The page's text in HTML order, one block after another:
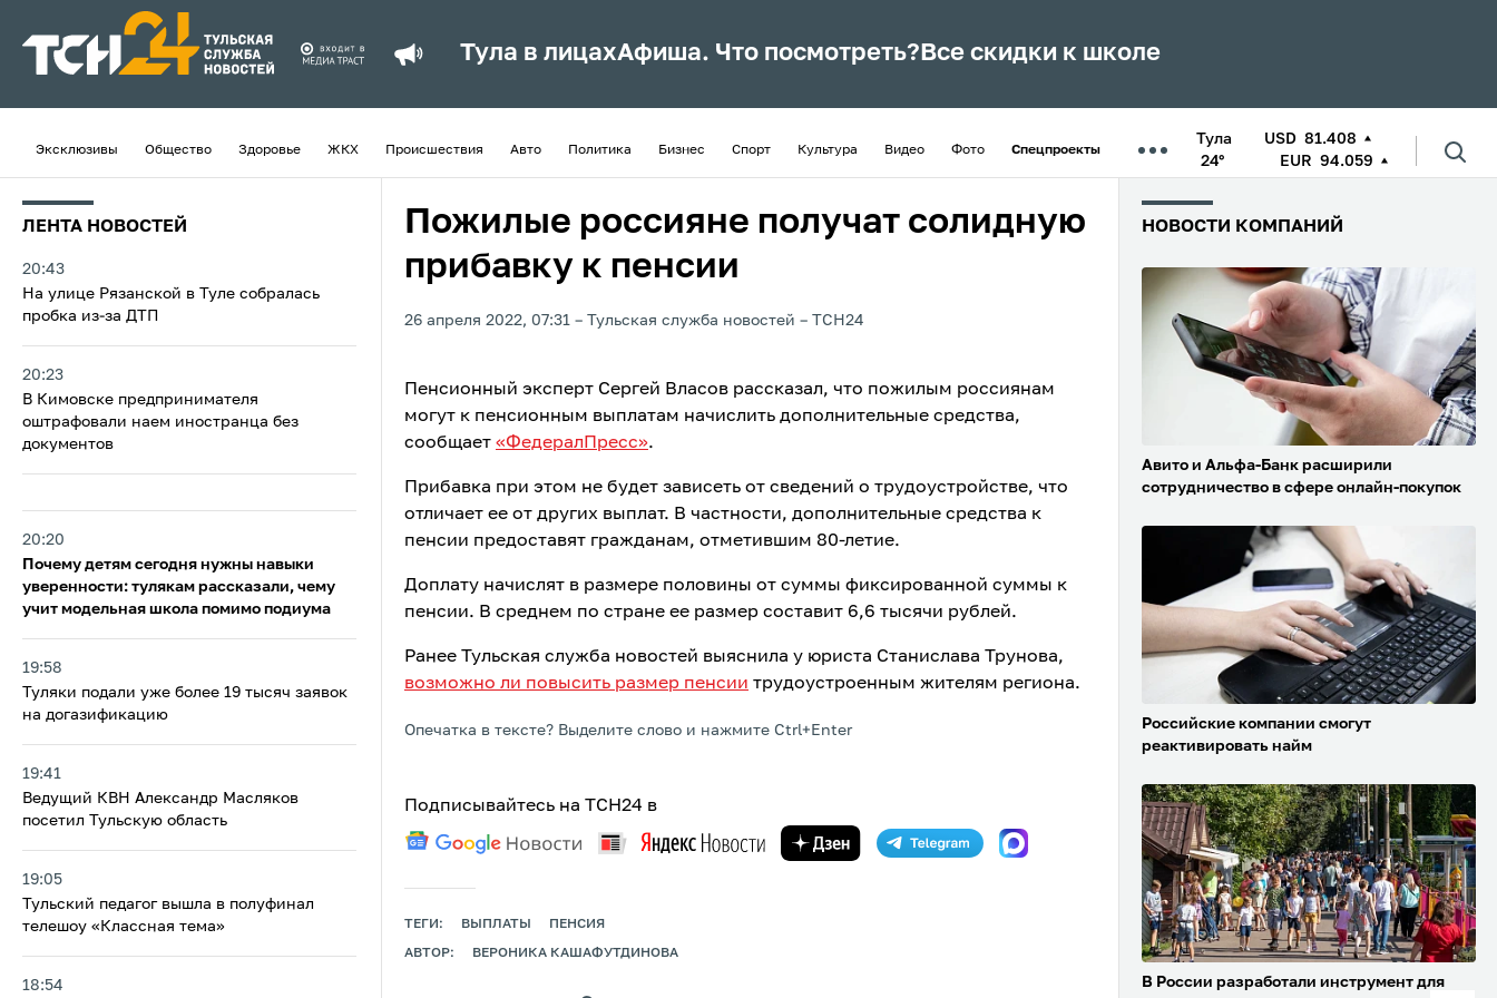
Тула в лицахАфиша. Что посмотреть? Все скидки к школе
Эксклюзивы Общество Здоровье ЖКХ Происшествия Авто Политика Бизнес Спорт Культура Видео Фото Спецпроекты
Тула
24°
USD 81.408
EUR 94.059
ЛЕНТА НОВОСТЕЙ
20:43
На улице Рязанской в Туле собралась
пробка из-за ДТП
20:23
В Кимовске предпринимателя
оштрафовали наем иностранца без
документов
20:20
Почему детям сегодня нужны навыки
уверенности: тулякам рассказали, чему
учит модельная школа помимо подиума
19:58
Туляки подали уже более 19 тысяч заявок
на догазификацию
19:41
Ведущий КВН Александр Масляков
посетил Тульскую область
19:05
Тульский педагог вышла в полуфинал
телешоу «Классная тема»
18:54
Пожилые россияне получат солидную
прибавку к пенсии
26 апреля 2022, 07:31 Тульская служба новостей ТСН24
Пенсионный эксперт Сергей Власов рассказал, что пожилым россиянам
могут к пенсионным выплатам начислить дополнительные средства,
сообщает «ФедералПресс».
Прибавка при этом не будет зависеть от сведений о трудоустройстве, что
отличает ее от других выплат. В частности, дополнительные средства к
пенсии предоставят гражданам, отметившим 80-летие.
Доплату начислят в размере половины от суммы фиксированной суммы к
пенсии. В среднем по стране ее размер составит 6,6 тысячи рублей.
Ранее Тульская служба новостей выяснила у юриста Станислава Трунова,
возможно ли повысить размер пенсии трудоустроенным жителям региона.
Опечатка в тексте? Выделите слово и нажмите Ctrl+Enter
Подписывайтесь на ТСН24 в
ТЕГИ: ВЫПЛАТЫ ПЕНСИЯ
АВТОР: ВЕРОНИКА КАШАФУТДИНОВА
НОВОСТИ КОМПАНИЙ
Авито и Альфа-Банк расширили
сотрудничество в сфере онлайн-покупок
Российские компании смогут
реактивировать найм
В России разработали инструмент для